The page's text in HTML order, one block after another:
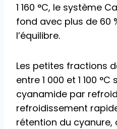
1 160 °C, le système
fond avec plus de 60
l’équilibre.
Les petites fractions
entre 1 000 et 1 100
cyanamide par
refroidissement
rétention du